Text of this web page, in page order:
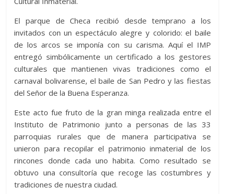
El parque de Checa recibió desde temprano a los
invitados con un espectáculo alegre y colorido: el baile
de los arcos se imponía con su carisma. Aquí el IMP
entregó simbólicamente un certificado a los gestores
culturales que mantienen vivas tradiciones como el
carnaval bolivarense, el baile de San Pedro y las fiestas
del Señor de la Buena Esperanza.
Este acto fue fruto de la gran minga realizada entre el
Instituto de Patrimonio junto a personas de las 33
parroquias rurales que de manera participativa se
unieron para recopilar el patrimonio inmaterial de los
rincones donde cada uno habita. Como resultado se
obtuvo una consultoría que recoge las costumbres y
tradiciones de nuestra ciudad.